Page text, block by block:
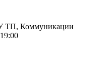
ТП, Коммуникации